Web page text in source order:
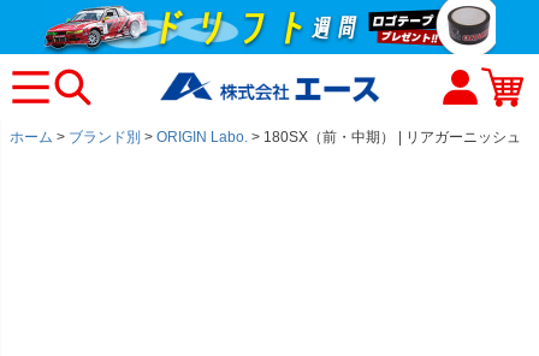
ホーム ブランド別 ORIGIN Labo. 180SX（前・中期） | リアガーニッシュ